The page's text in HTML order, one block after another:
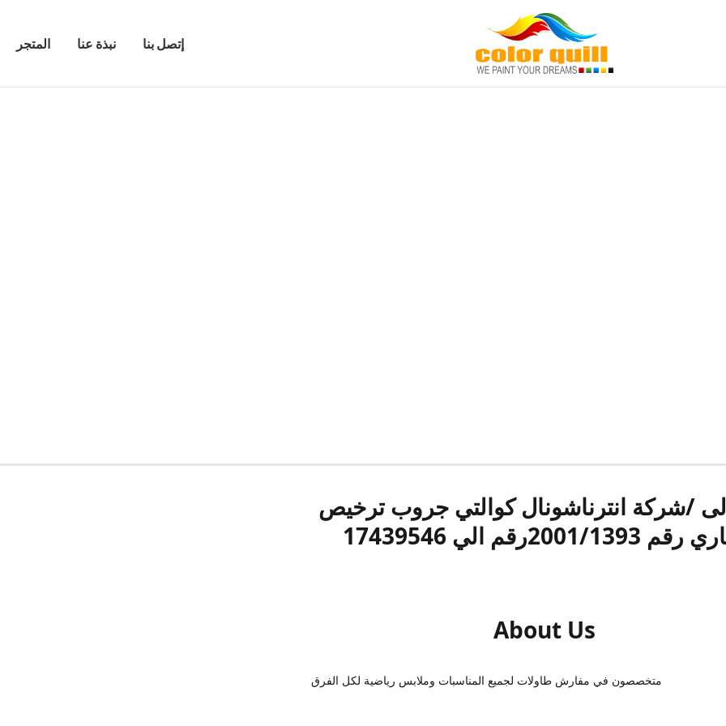
المتجر نبذة عنا إتصل بنا
/شركة انترناشونال كوالتي جروب ترخيص
2001/1393رقم الي 17439546
About Us
متخصصون في مفارش طاولات لجميع المناسبات وملابس رياضية لكل الفرق